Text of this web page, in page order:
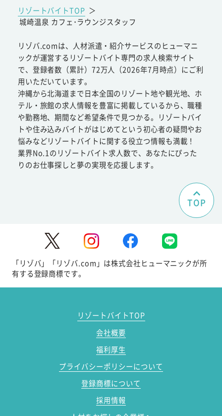
リゾートバイトTOP ＞
城崎温泉 カフェ･ラウンジスタッフ
リゾバ.comは、人材派遣・紹介サービスのヒューマニ
ックが運営するリゾートバイト専門の求人検索サイト
で、登録者数（累計）72万人（2026年7月時点）にご利
用いただいています。
沖縄から北海道まで日本全国のリゾート地や観光地、ホ
テル・旅館の求人情報を豊富に掲載しているから、職種
や勤務地、期間など希望条件で見つかる。リゾートバイ
トや住み込みバイトがはじめてという初心者の疑問やお
悩みなどリゾートバイトに関する役立つ情報も満載！
業界No.1のリゾートバイト求人数で、あなたにぴった
りのお仕事探しと夢の実現を応援します。
TOP
「リゾバ」「リゾバ.com」は株式会社ヒューマニックが所
有する登録商標です。
リゾートバイトTOP
会社概要
福利厚生
プライバシーポリシーについて
登録商標について
採用情報